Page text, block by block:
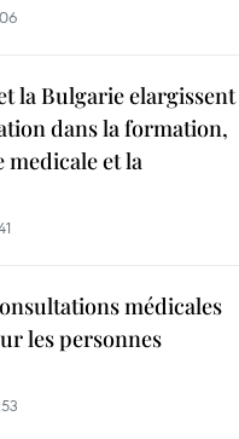
la Bulgarie elargissent
dans la formation,
medicale et la
médicales
les personnes